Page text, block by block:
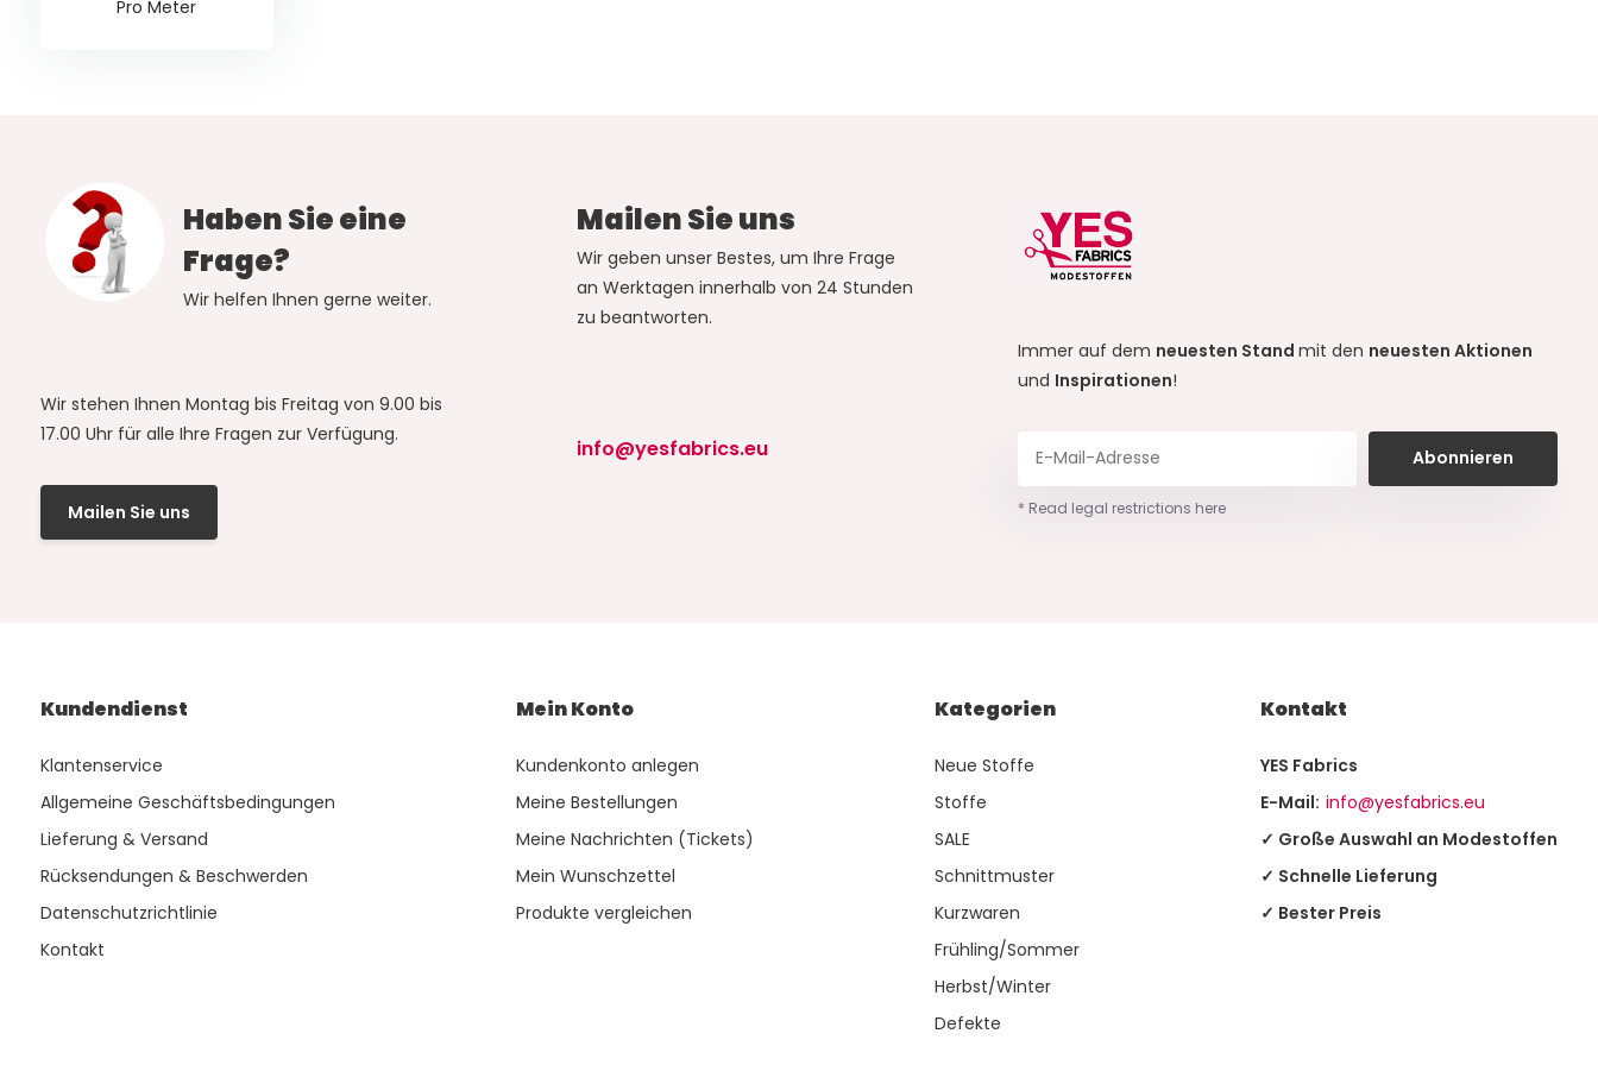
Pro Meter
Haben Sie eine
Frage?
Wir helfen Ihnen gerne weiter.
Wir stehen Ihnen Montag bis Freitag von 9.00 bis
17.00 Uhr für alle Ihre Fragen zur Verfügung.
Mailen Sie uns
Mailen Sie uns
Wir geben unser Bestes, um Ihre Frage
an Werktagen innerhalb von 24 Stunden
zu beantworten.
info@yesfabrics.eu
Immer auf dem neuesten Standmit den neuesten Aktionen
und Inspirationen!
Abonnieren
* Read legal restrictions here
Kundendienst
Klantenservice
Allgemeine Geschäftsbedingungen
Lieferung & Versand
Rücksendungen & Beschwerden
Datenschutzrichtlinie
Kontakt
Mein Konto
Kundenkonto anlegen
Meine Bestellungen
Meine Nachrichten (Tickets)
Mein Wunschzettel
Produkte vergleichen
Kategorien
Neue Stoffe
Stoffe
SALE
Schnittmuster
Kurzwaren
Frühling/Sommer
Herbst/Winter
Defekte
Kontakt
YES Fabrics
E-Mail: info@yesfabrics.eu
✓ Große Auswahl an Modestoffen
✓ Schnelle Lieferung
✓ Bester Preis